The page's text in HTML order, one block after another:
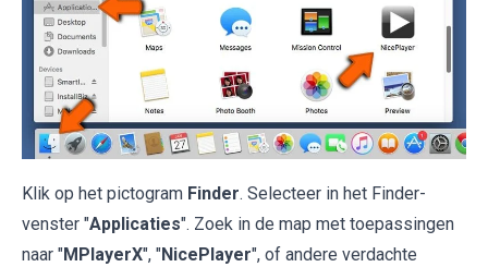
Klik op het pictogram Finder. Selecteer in het Finder-
venster "Applicaties". Zoek in de map met toepassingen
naar "MPlayerX", "NicePlayer", of andere verdachte